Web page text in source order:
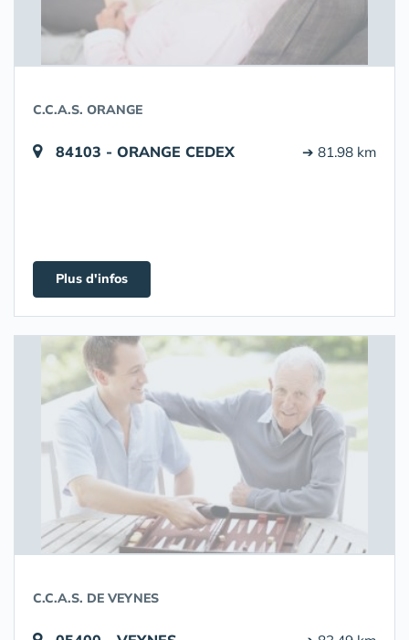
C.C.A.S. ORANGE
84103 - ORANGE CEDEX ➔ 81.98 km
Plus d'infos
C.C.A.S. DE VEYNES